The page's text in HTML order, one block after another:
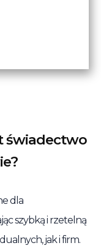
świadectwo
dla
szybką i rzetelną
jak i firm.